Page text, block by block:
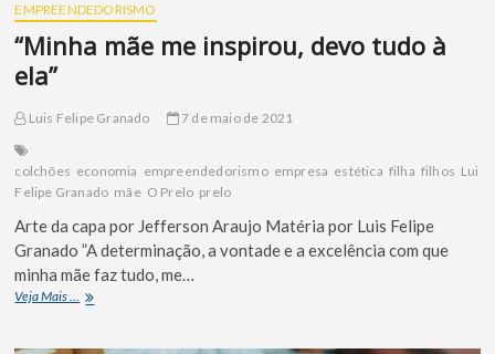
EMPREENDEDORISMO
“Minha mãe me inspirou, devo tudo à
ela”
Luis Felipe Granado 7 de maio de 2021
colchões economia empreendedorismo empresa estética filha filhos Luis
Felipe Granado mãe O Prelo prelo
Arte da capa por Jefferson Araujo Matéria por Luis Felipe
Granado ”A determinação, a vontade e a excelência com que
minha mãe faz tudo, me…
Veja Mais ...